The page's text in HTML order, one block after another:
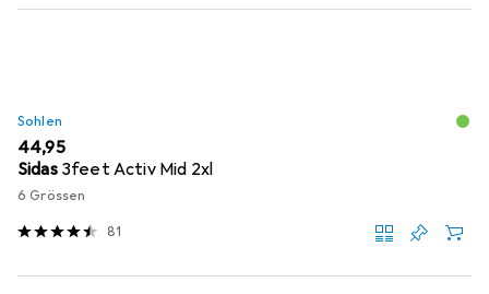
Sohlen
EUR
44,95
Sidas 3feet Activ Mid 2xl
6 Grössen
81